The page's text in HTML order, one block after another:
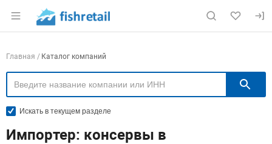
Раздел навигации по сайту fishretail.ru
Навигация по компаниям
Главная Каталог компаний
Искать в текущем разделе
Импортер: консервы в